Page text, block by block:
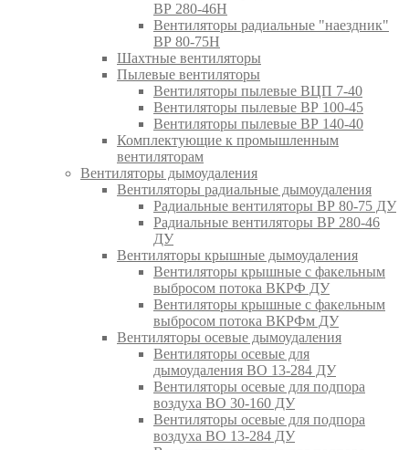
ВР 280-46Н
Вентиляторы радиальные "наездник"
ВР 80-75Н
Шахтные вентиляторы
Пылевые вентиляторы
Вентиляторы пылевые ВЦП 7-40
Вентиляторы пылевые ВР 100-45
Вентиляторы пылевые ВР 140-40
Комплектующие к промышленным
вентиляторам
Вентиляторы дымоудаления
Вентиляторы радиальные дымоудаления
Радиальные вентиляторы ВР 80-75 ДУ
Радиальные вентиляторы ВР 280-46
ДУ
Вентиляторы крышные дымоудаления
Вентиляторы крышные с факельным
выбросом потока ВКРФ ДУ
Вентиляторы крышные с факельным
выбросом потока ВКРФм ДУ
Вентиляторы осевые дымоудаления
Вентиляторы осевые для
дымоудаления ВО 13-284 ДУ
Вентиляторы осевые для подпора
воздуха ВО 30-160 ДУ
Вентиляторы осевые для подпора
воздуха ВО 13-284 ДУ